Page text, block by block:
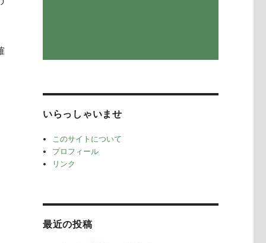
いらっしゃいませ
このサイトについて
プロフィール
リンク
最近の投稿